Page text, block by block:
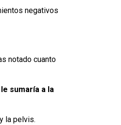
negativos
notado cuanto
sumaría a la
la pelvis.